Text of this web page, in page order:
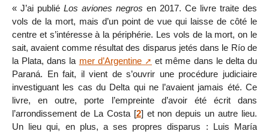
« J’ai publié Los aviones negros en 2017. Ce livre traite des
vols de la mort, mais d’un point de vue qui laisse de côté le
centre et s’intéresse à la périphérie. Les vols de la mort, on le
sait, avaient comme résultat des disparus jetés dans le Río de
la Plata, dans la mer d’Argentine
et même dans le delta du
Paraná. En fait, il vient de s’ouvrir une procédure judiciaire
investiguant les cas du Delta qui ne l’avaient jamais été. Ce
livre, en outre, porte l’empreinte d’avoir été écrit dans
l’arrondissement de La Costa[2] et non depuis un autre lieu.
Un lieu qui, en plus, a ses propres disparus : Luis María